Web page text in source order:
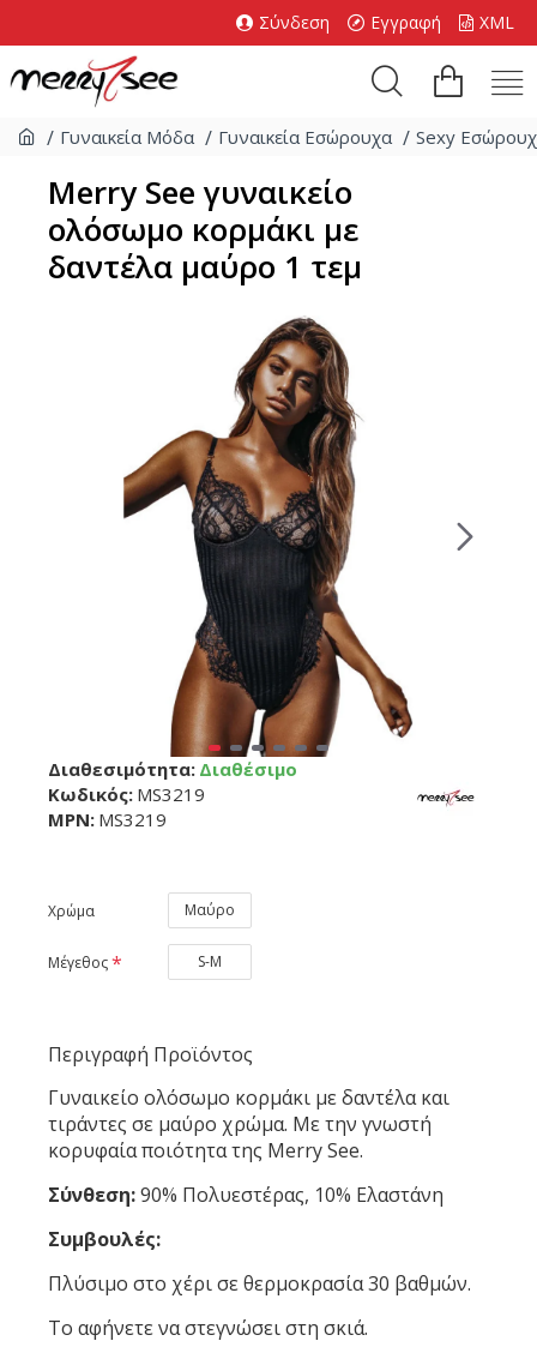
Σύνδεση Εγγραφή XML
Γυναικεία Μόδα Γυναικεία Εσώρουχα Sexy
Merry See γυναικείο
ολόσωμο κορμάκι με
δαντέλα μαύρο 1 τεμ
Διαθεσιμότητα: Διαθέσιμο
Κωδικός: MS3219
MPN: MS3219
Χρώμα Μαύρο
Μέγεθος S-M
Περιγραφή Προϊόντος
Γυναικείο ολόσωμο κορμάκι με δαντέλα και
τιράντες σε μαύρο χρώμα. Με την γνωστή
κορυφαία ποιότητα της Merry See.
Σύνθεση:90% Πολυεστέρας, 10% Ελαστάνη
Συμβουλές:
Πλύσιμο στο χέρι σε θερμοκρασία 30 βαθμών.
Το αφήνετε να στεγνώσει στη σκιά.